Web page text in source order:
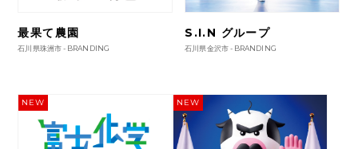
最果て農園
石川県珠洲市 - BRANDING
S.I.N グループ
石川県金沢市 - BRANDING
NEW NEW